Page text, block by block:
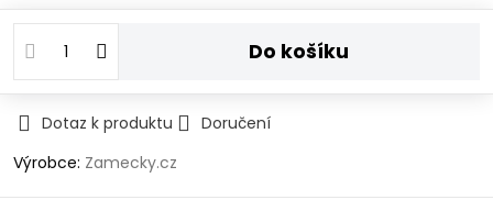
Do košíku
Dotaz k produktu
Doručení
Výrobce: Zamecky.cz